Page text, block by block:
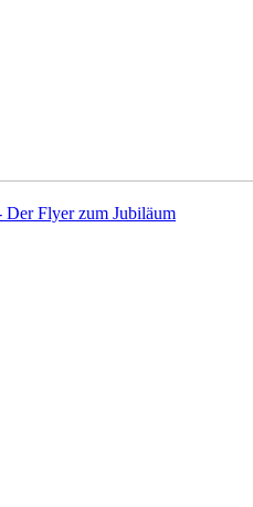
Der Flyer zum Jubiläum